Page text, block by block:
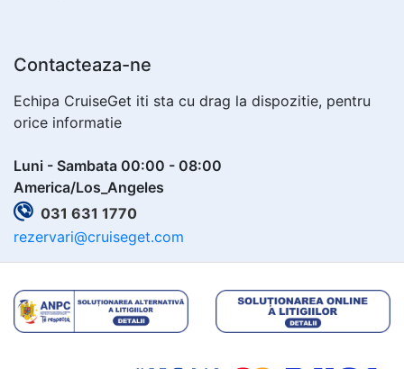
Contacteaza-ne
Echipa CruiseGet iti sta cu drag la dispozitie, pentru
orice informatie
Luni - Sambata 00:00 - 08:00
America/Los_Angeles
031 631 1770
rezervari@cruiseget.com